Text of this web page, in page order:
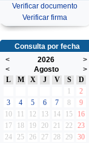
Verificar documento
Verificar firma
Consulta por fecha
<
2026
>
<
Agosto
>
L
M X J V S
D
1
2
3
4 5 6 7 8
9
10
11 12 13 14 15
16
17
18 19 20 21 22
23
24
25 26 27 28 29 30